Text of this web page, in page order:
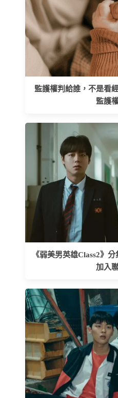
監護權判給誰，不是看
監護
《弱美男英雄Class2》
加入